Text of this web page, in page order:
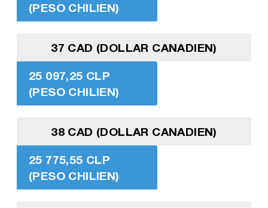
(PESO CHILIEN)
37 CAD (DOLLAR CANADIEN)
25 097,25 CLP
(PESO CHILIEN)
38 CAD (DOLLAR CANADIEN)
25 775,55 CLP
(PESO CHILIEN)